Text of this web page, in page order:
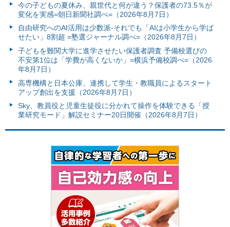
今の子どもの夏休み、親世代と何が違う？保護者の73.5％が
変化を実感=朝日新聞社調べ=（2026年8月7日）
自由研究へのAI活用は少数派-それでも「AIは小学生から学ば
せたい」8割超 =塾選ジャーナル調べ=（2026年8月7日）
子どもを難関大学に進学させたい保護者調査 予備校選びの
不安第1位は「学費が高くないか」=横浜予備校調べ=（2026
年8月7日）
高専機構と日本公庫、連携して学生・教職員によるスタート
アップ創出を支援（2026年8月7日）
Sky、教員役と児童生徒役に分かれて操作を体験できる「授
業研究モード」解説セミナー20日開催（2026年8月7日）